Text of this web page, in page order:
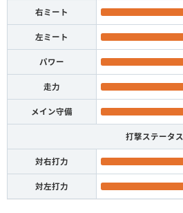
右ミート
左ミート
パワー
走力
メイン守備
打撃ステータス
対右打力
対左打力